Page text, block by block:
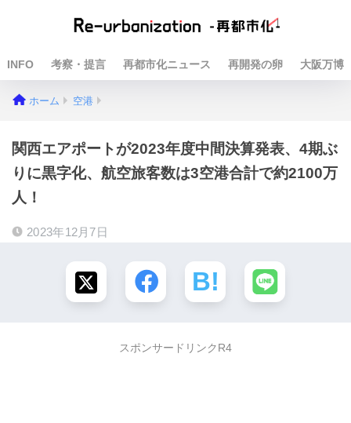
INFO 考察・提言 再都市化ニュース 再開発の卵 大阪万博
ホーム 空港
関西エアポートが2023年度中間決算発表、4期ぶ
りに黒字化、航空旅客数は3空港合計で約2100万
人！
2023年12月7日
スポンサードリンクR4